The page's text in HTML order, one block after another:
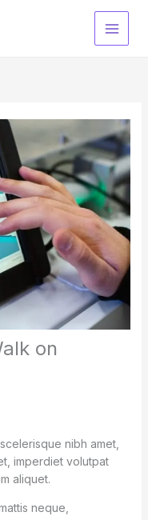
on
nibh amet,
imperdiet volutpat
aliquet.
neque,